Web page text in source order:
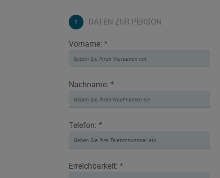
DATEN ZUR PERSON
Vorname: *
Nachname: *
Telefon: *
Erreichbarkeit: *